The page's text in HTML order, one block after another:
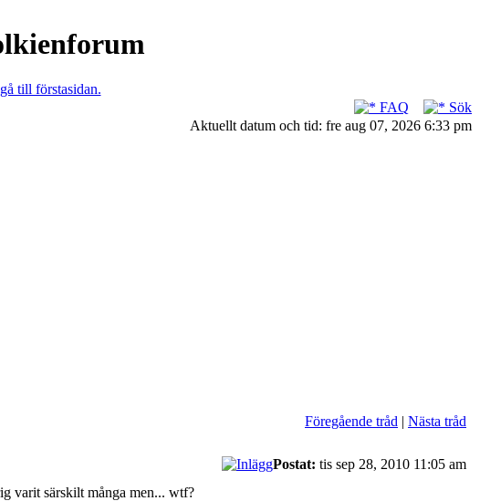
till förstasidan.
FAQ
Sök
Aktuellt datum och tid: fre aug 07, 2026 6:33 pm
Föregående tråd | Nästa tråd
Postat: tis sep 28, 2010 11:05 am
varit särskilt många men... wtf?